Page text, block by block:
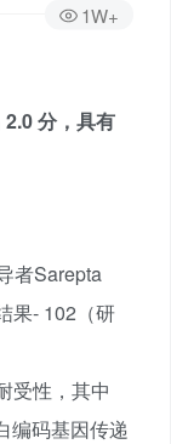
1W+
分，具有
者Sarepta
果- 102（研
受性，其中
编码基因传递